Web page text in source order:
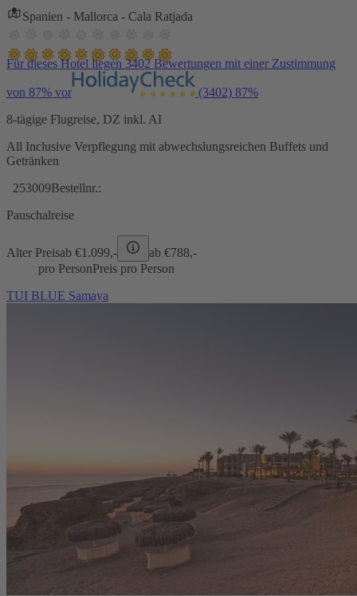
Spanien - Mallorca - Cala Ratjada
Für dieses Hotel liegen 3402 Bewertungen mit einer Zustimmung
von 87% vor (3402) 87%
8-tägige Flugreise, DZ inkl. AI
All Inclusive Verpflegung mit abwechslungsreichen Buffets und
Getränken
253009Bestellnr.:
Pauschalreise
Alter Preisab €1.099,- ab €788,-
pro PersonPreis pro Person
TUI BLUE Samaya